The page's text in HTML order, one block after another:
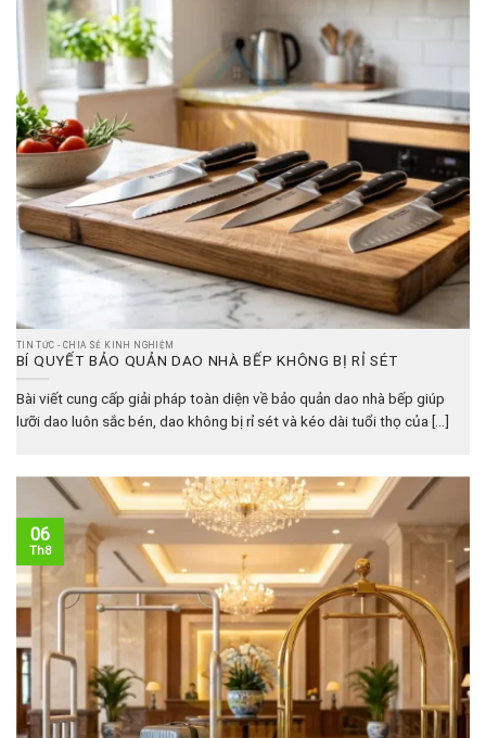
TIN TỨC - CHIA SẺ KINH NGHIỆM
BÍ QUYẾT BẢO QUẢN DAO NHÀ BẾP KHÔNG BỊ RỈ SÉT
Bài viết cung cấp giải pháp toàn diện về bảo quản dao nhà bếp giúp
lưỡi dao luôn sắc bén, dao không bị rỉ sét và kéo dài tuổi thọ của [...]
06
Th8